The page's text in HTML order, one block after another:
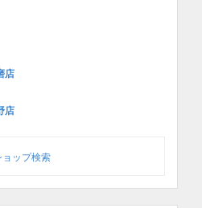
店
店
ョップ検索